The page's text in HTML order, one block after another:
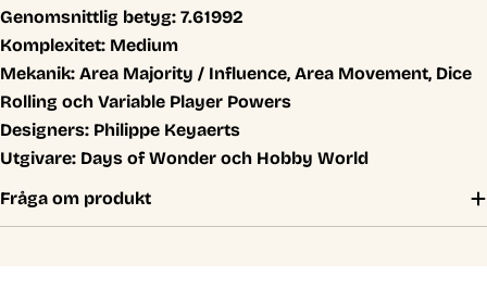
Genomsnittlig betyg: 7.61992
Komplexitet: Medium
Mekanik: Area Majority / Influence, Area Movement, Dice
Rolling och Variable Player Powers
Designers: Philippe Keyaerts
Utgivare: Days of Wonder och Hobby World
Fråga om produkt